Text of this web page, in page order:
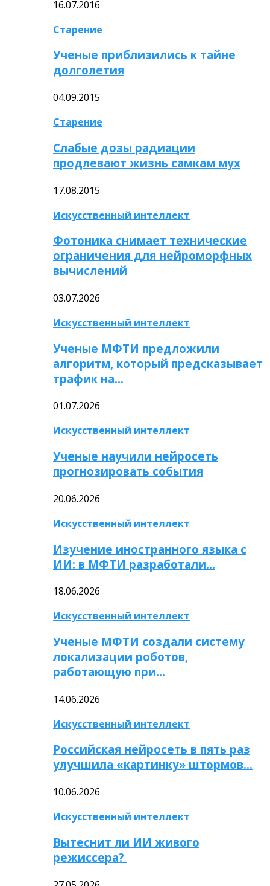
16.07.2016
Старение
Ученые приблизились к тайне
долголетия
04.09.2015
Старение
Слабые дозы радиации
продлевают жизнь самкам мух
17.08.2015
Искусственный интеллект
Фотоника снимает технические
ограничения для нейроморфных
вычислений
03.07.2026
Искусственный интеллект
Ученые МФТИ предложили
алгоритм, который предсказывает
трафик на…
01.07.2026
Искусственный интеллект
Ученые научили нейросеть
прогнозировать события
20.06.2026
Искусственный интеллект
Изучение иностранного языка с
ИИ: в МФТИ разработали…
18.06.2026
Искусственный интеллект
Ученые МФТИ создали систему
локализации роботов,
работающую при…
14.06.2026
Искусственный интеллект
Российская нейросеть в пять раз
улучшила «картинку» штормов…
10.06.2026
Искусственный интеллект
Вытеснит ли ИИ живого
режиссера?